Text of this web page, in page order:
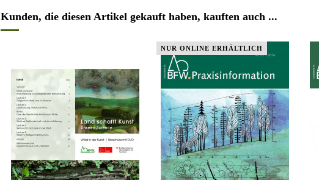
Kunden, die diesen Artikel gekauft haben, kauften auch ...
NUR ONLINE ERHÄLTLICH